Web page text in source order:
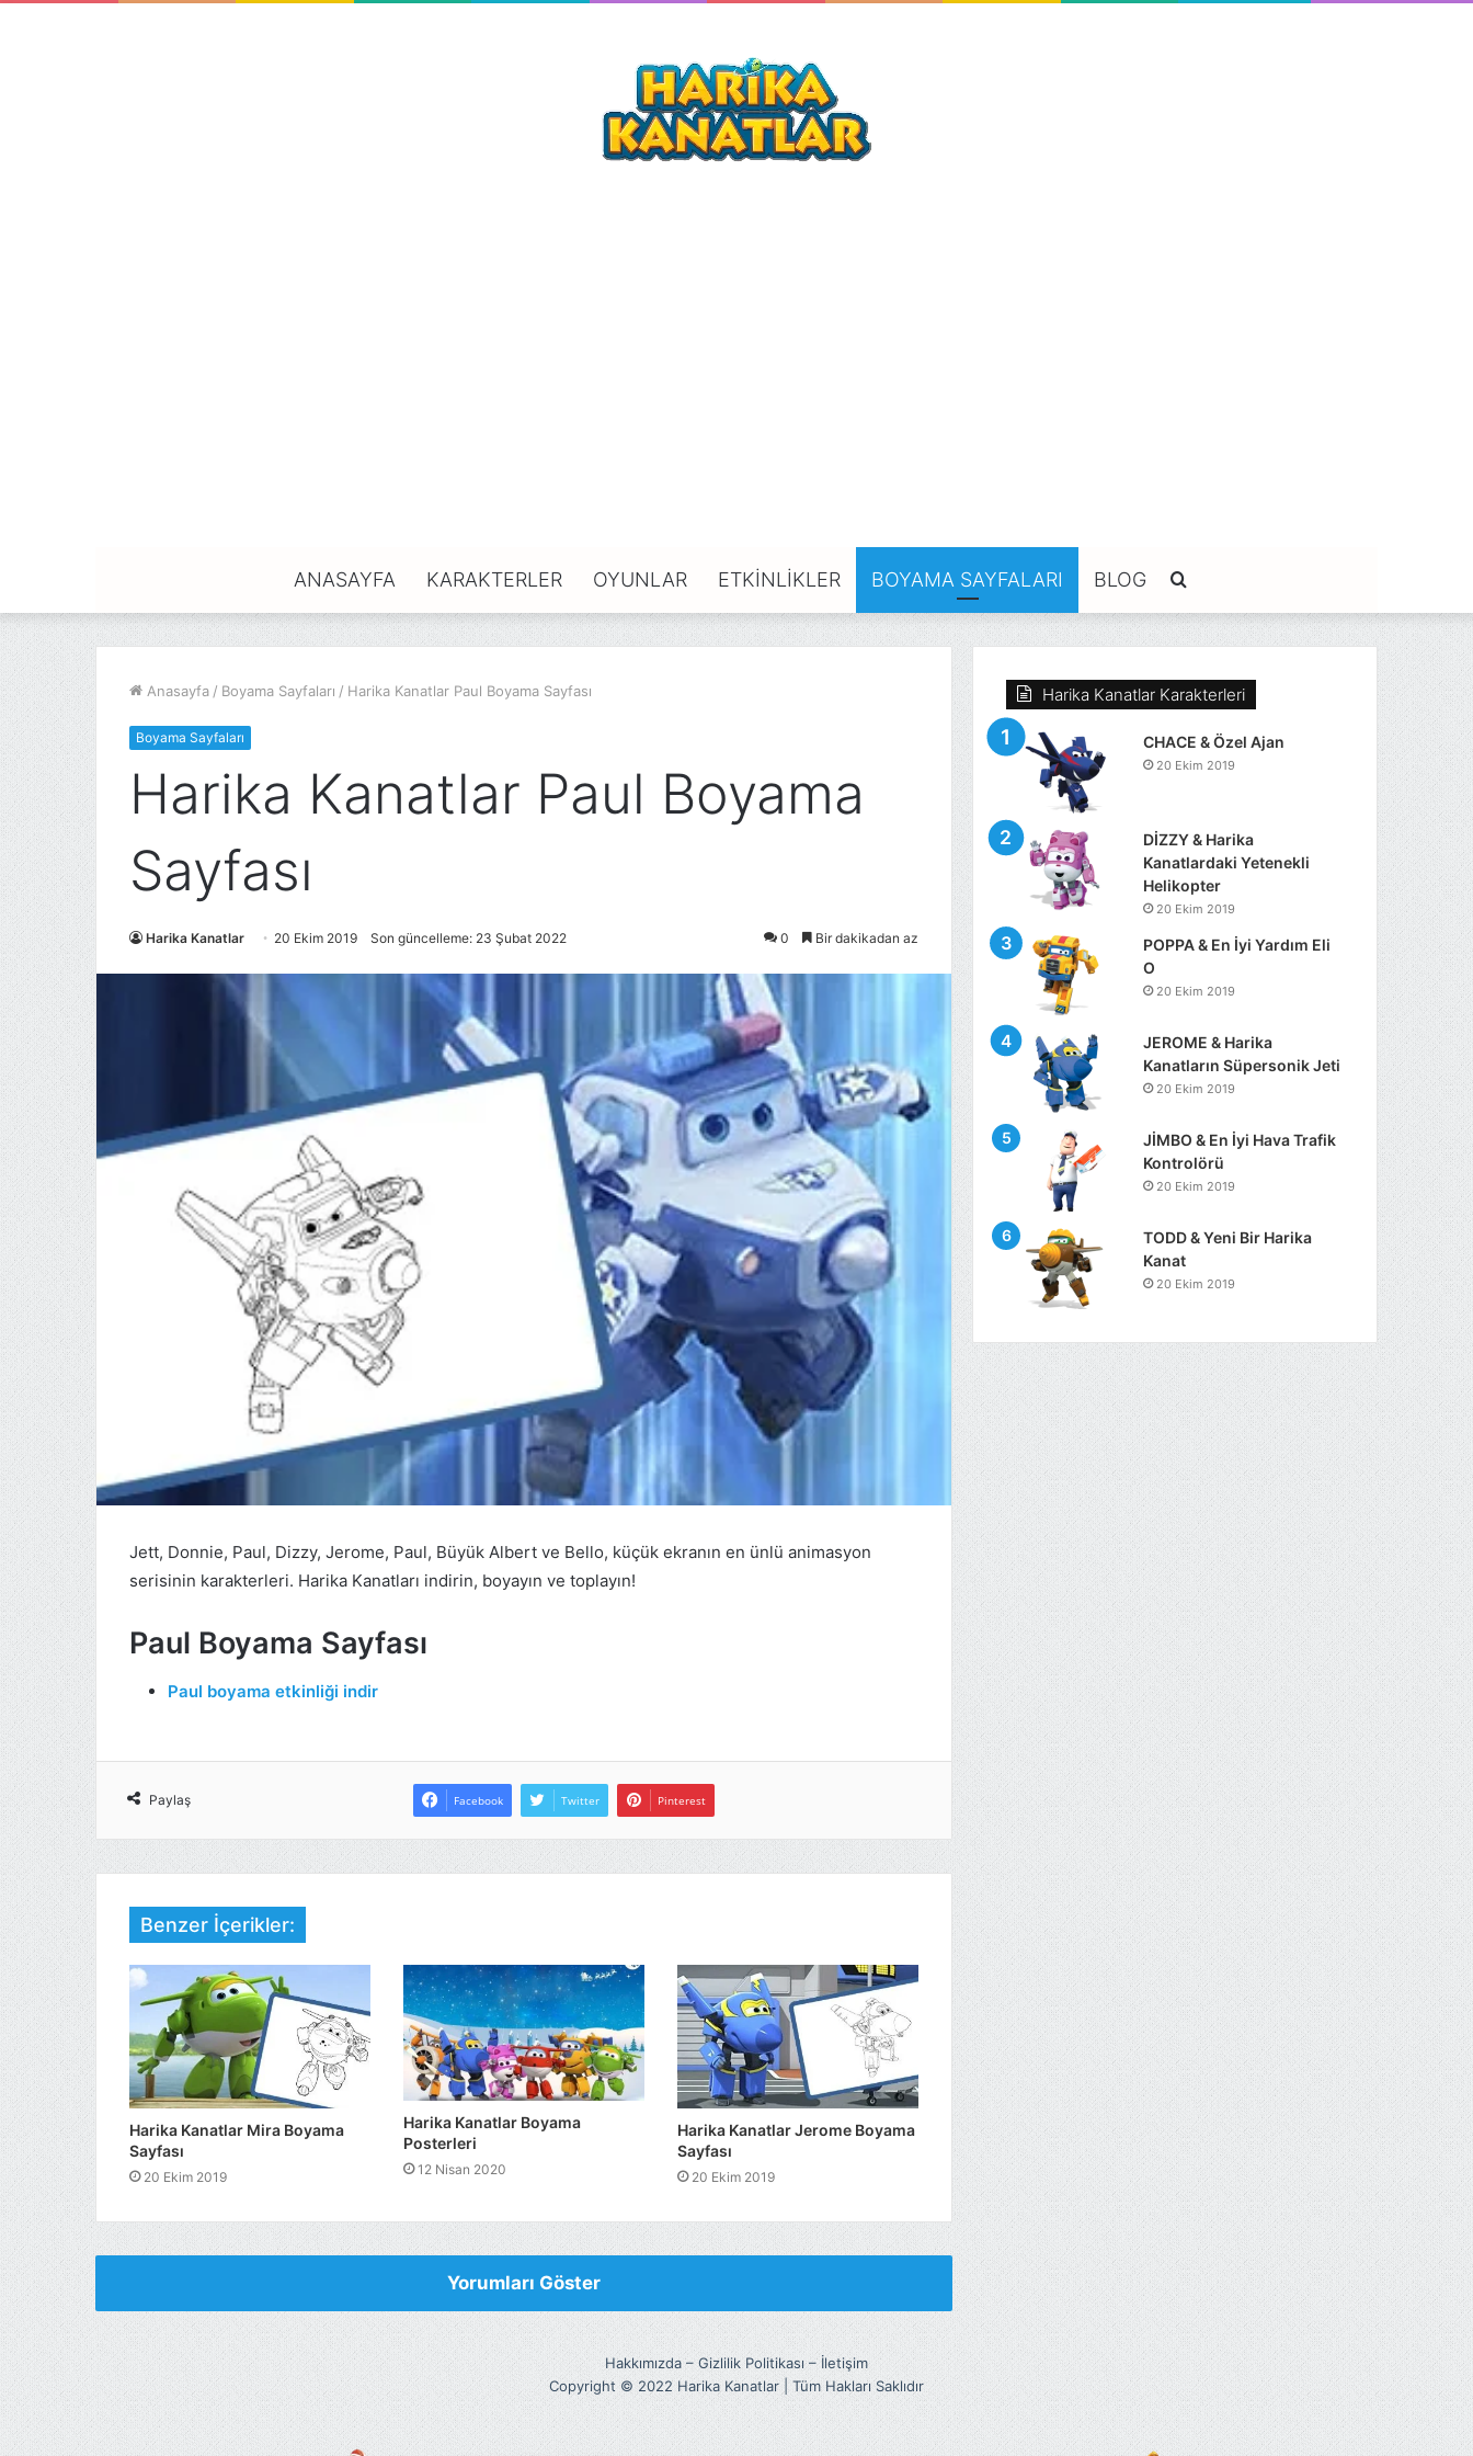
ANASAYFA KARAKTERLER OYUNLAR ETKINLIKLER BOYAMA SAYFALARI BLOG Arama
yap
...
Anasayfa / Boyama Sayfaları / Harika Kanatlar Paul Boyama Sayfası
Boyama Sayfaları
Harika Kanatlar Paul Boyama
Sayfası
Harika Kanatlar 20 Ekim 2019 Son güncelleme: 23 Şubat 2022 0 Bir dakikadan az
Jett, Donnie, Paul, Dizzy, Jerome, Paul, Büyük Albert ve Bello, küçük ekranın en ünlü animasyon
serisinin karakterleri. Harika Kanatları indirin, boyayın ve toplayın!
Paul Boyama Sayfası
Paul boyama etkinliği indir
Paylaş Facebook Twitter Pinterest
Benzer İçerikler:
Harika Kanatlar Mira Boyama
Sayfası
20 Ekim 2019
Harika Kanatlar Boyama
Posterleri
12 Nisan 2020
Harika Kanatlar Jerome Boyama
Sayfası
20 Ekim 2019
Yorumları Göster
Harika Kanatlar Karakterleri
CHACE & Özel Ajan
20 Ekim 2019
DİZZY & Harika
Kanatlardaki Yetenekli
Helikopter
20 Ekim 2019
POPPA & En İyi Yardım Eli
O
20 Ekim 2019
JEROME & Harika
Kanatların Süpersonik Jeti
20 Ekim 2019
JİMBO & En İyi Hava Trafik
Kontrolörü
20 Ekim 2019
TODD & Yeni Bir Harika
Kanat
20 Ekim 2019
Hakkımızda– Gizlilik Politikası– İletişim
Copyright © 2022 Harika Kanatlar | Tüm Hakları Saklıdır